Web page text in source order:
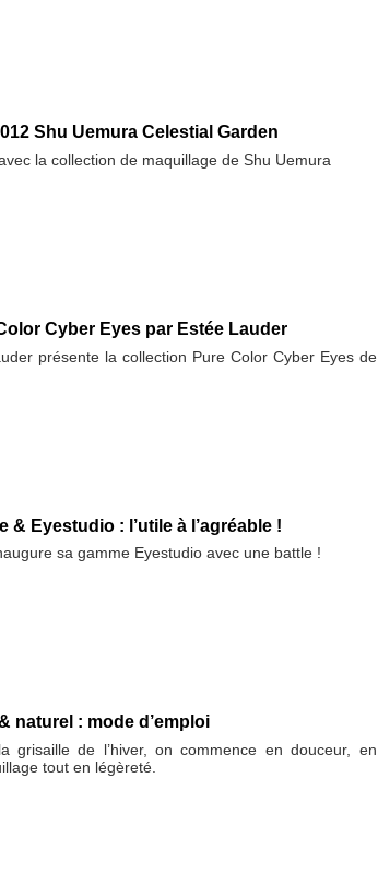
Shu Uemura Celestial Garden
la collection de maquillage de Shu Uemura
Cyber Eyes par Estée Lauder
présente la collection Pure Color Cyber Eyes de
& Eyestudio : l’utile à l’agréable !
sa gamme Eyestudio avec une battle !
naturel : mode d’emploi
grisaille de l’hiver, on commence en douceur, en
tout en légèreté.